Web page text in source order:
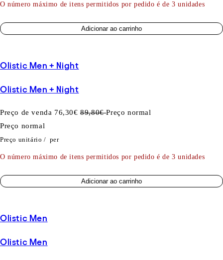
O número máximo de itens permitidos por pedido é de 3 unidades
Adicionar ao carrinho
Olistic Men + Night
Olistic Men + Night
Preço de venda 76,30€89,80€Preço normal
Preço normal
Preço unitário / per
O número máximo de itens permitidos por pedido é de 3 unidades
Adicionar ao carrinho
Olistic Men
Olistic Men